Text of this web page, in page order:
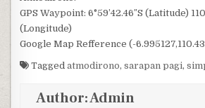
GPS Waypoint: 6°59’42.46″S (Latitude)
(Longitude)
Google Map Refference (-
Taggedatmodirono,sarapan pagi,
Author:Admin